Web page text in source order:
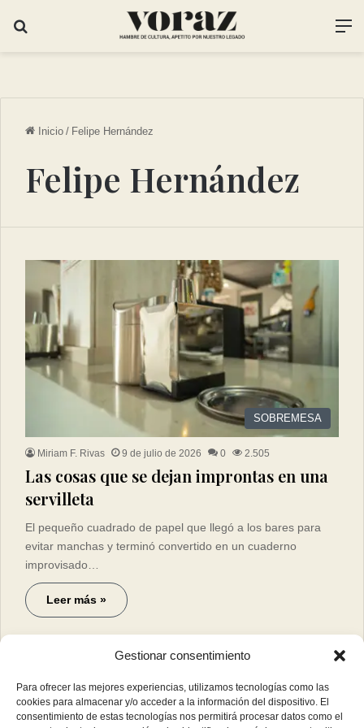
Gestionar consentimiento
Para ofrecer las mejores experiencias, utilizamos tecnologías como las
cookies para almacenar y/o acceder a la información del dispositivo. El
consentimiento de estas tecnologías nos permitirá procesar datos como el
Inicio / Felipe Hernández
Felipe Hernández
SOBREMESA
Miriam F. Rivas 9 de julio de 2026 0 2.505
Las cosas que se dejan improntas en una
servilleta
El pequeño cuadrado de papel que llegó a los bares para
evitar manchas y terminó convertido en un cuaderno
improvisado…
Leer más »